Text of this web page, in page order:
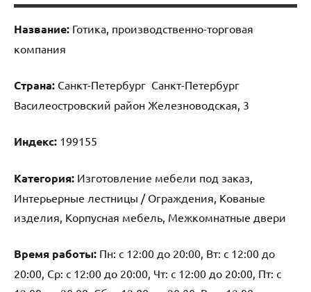
Название: Готика, производственно-торговая
компания
Страна: Санкт-Петербург Санкт-Петербург
Василеостровский район Железноводская, 3
Индекс: 199155
Категория: Изготовление мебели под заказ,
Интерьерные лестницы / Ограждения, Кованые
изделия, Корпусная мебель, Межкомнатные двери
Время работы: Пн: с 12:00 до 20:00, Вт: с 12:00 до
20:00, Ср: с 12:00 до 20:00, Чт: с 12:00 до 20:00, Пт: с